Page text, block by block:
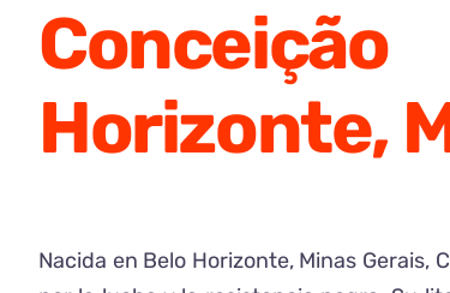
Horizonte,
Nacida en Belo Horizonte, Minas